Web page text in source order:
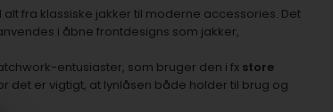
fra klassiske jakker til moderne accessories. Det
i åbne frontdesigns som jakker,
entusiaster, som bruger den i fx store
det er vigtigt, at lynlåsen både holder til brug og